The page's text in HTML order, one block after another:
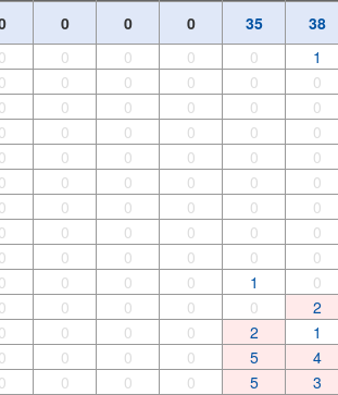
0 0 0 35 38
0 0 0 0 0 1
0 0 0 0 0 0
0 0 0 0 0 0
0 0 0 0 0 0
0 0 0 0 0 0
0 0 0 0 0 0
0 0 0 0 0 0
0 0 0 0 0 0
0 0 0 0 0 0
0 0 0 0 1 0
0 0 0 0 0 2
0 0 0 0 2 1
0 0 0 0 5 4
0 0 0 0 5 3